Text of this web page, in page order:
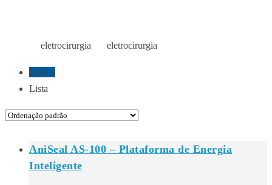
eletrocirurgia eletrocirurgia
Grelha
Lista
AniSeal AS-100 – Plataforma de Energia
Inteligente